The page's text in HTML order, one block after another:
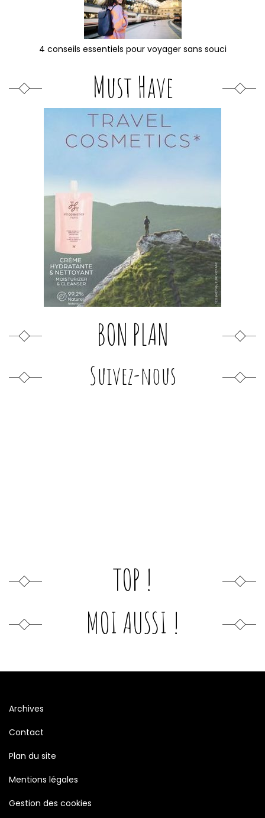
4 conseils essentiels pour voyager sans souci
Must Have
BON PLAN
Suivez-nous
TOP !
MOI AUSSI !
Archives
Contact
Plan du site
Mentions légales
Gestion des cookies